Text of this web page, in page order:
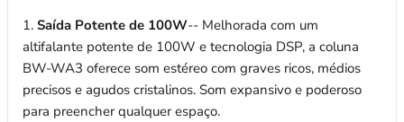
1. Saída Potente de 100W-- Melhorada com um
altifalante potente de 100W e tecnologia DSP, a coluna
BW-WA3 oferece som estéreo com graves ricos, médios
precisos e agudos cristalinos. Som expansivo e poderoso
para preencher qualquer espaço.